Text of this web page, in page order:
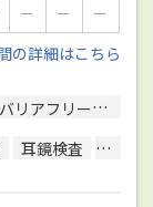
－ －
－
の詳細はこちら
バリアフリー対応
耳鏡検査 耳漏